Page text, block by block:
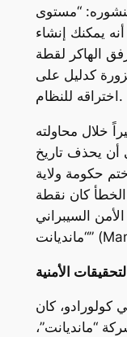
“مستوى
يمكنك إنشاء
الهاكر لقطة
كدليل على
اختراقه للنظام.
خلال محاولته
أن يحذف تاريخ
حكومة ولاية
كان نقطة
السيبراني
الأمنية
كولورادو، كان
“مانديانت”،